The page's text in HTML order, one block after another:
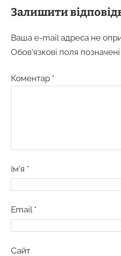
Залишити
Ваша e-mail адреса не
Обов’язкові поля позначені
Коментар *
Ім’я *
Email *
Сайт